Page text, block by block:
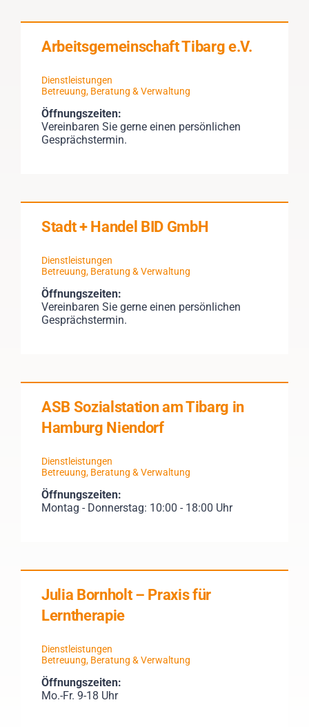
Arbeitsgemeinschaft Tibarg e.V.
Dienstleistungen
Betreuung, Beratung & Verwaltung
Öffnungszeiten:
Vereinbaren Sie gerne einen persönlichen
Gesprächstermin.
Stadt + Handel BID GmbH
Dienstleistungen
Betreuung, Beratung & Verwaltung
Öffnungszeiten:
Vereinbaren Sie gerne einen persönlichen
Gesprächstermin.
ASB Sozialstation am Tibarg in
Hamburg Niendorf
Dienstleistungen
Betreuung, Beratung & Verwaltung
Öffnungszeiten:
Montag - Donnerstag: 10:00 - 18:00 Uhr
Julia Bornholt – Praxis für
Lerntherapie
Dienstleistungen
Betreuung, Beratung & Verwaltung
Öffnungszeiten:
Mo.-Fr. 9-18 Uhr